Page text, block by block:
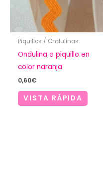
Piquillos / Ondulinas
Ondulina o piquillo en
color naranja
0,60€
VISTA RÁPIDA